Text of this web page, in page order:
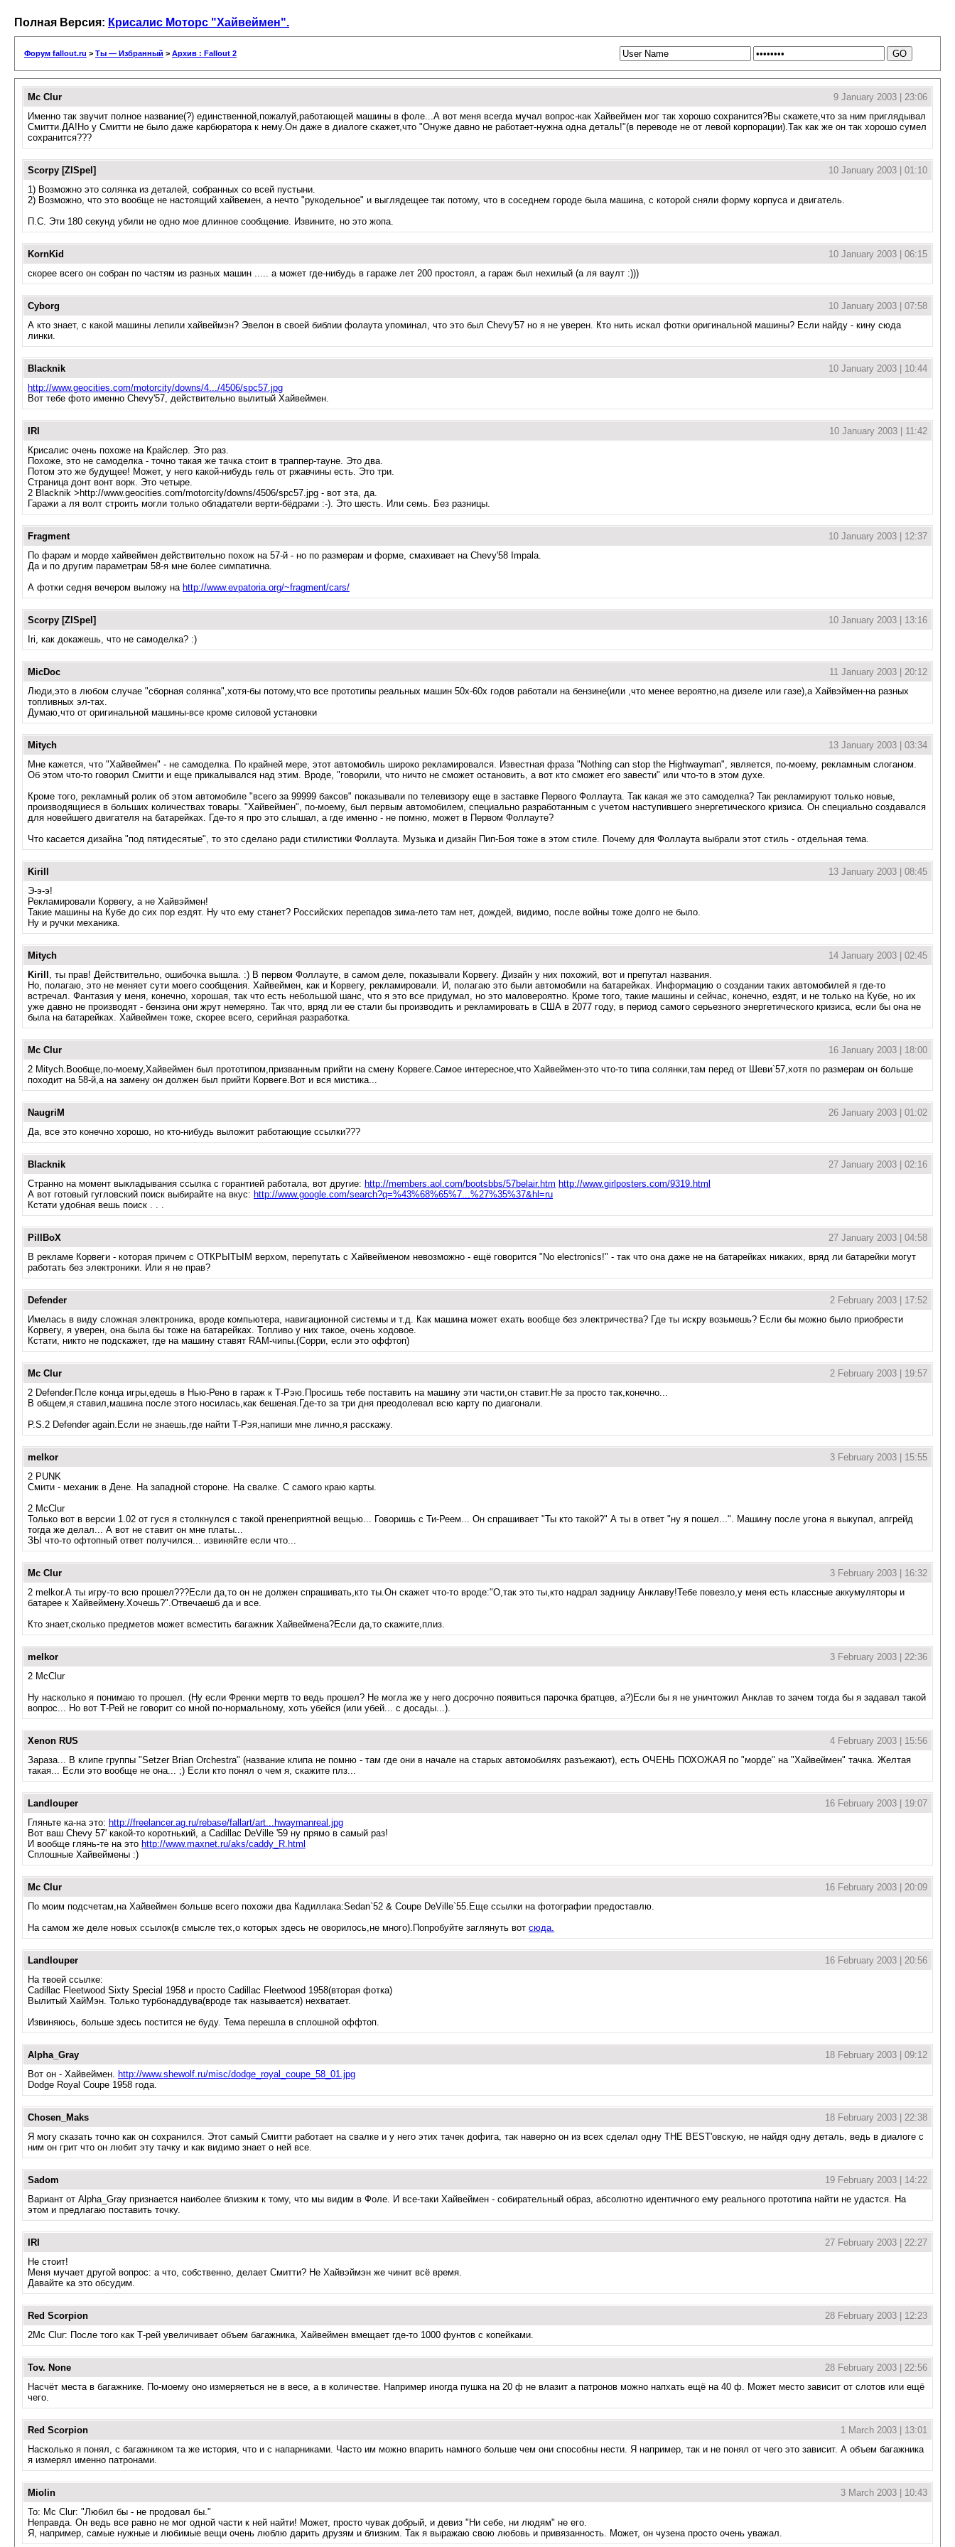
Полная Версия: Крисалис Моторс "Хайвеймен".
Форум fallout.ru > Ты — Избранный > Архив : Fallout 2
Mc Clur
9 January 2003 | 23:06
Именно так звучит полное название(?) единственной,пожалуй,работающей машины в фоле...А вот меня всегда мучал вопрос-как Хайвеймен мог так хорошо сохранится?Вы скажете,что за ним приглядывал
Смитти.ДА!Но у Смитти не было даже карбюратора к нему.Он даже в диалоге скажет,что "Онуже давно не работает-нужна одна деталь!"(в переводе не от левой корпорации).Так как же он так хорошо сумел
сохранится???
Scorpy [ZISpel]
10 January 2003 | 01:10
1) Возможно это солянка из деталей, собранных со всей пустыни.
2) Возможно, что это вообще не настоящий хайвемен, а нечто "рукодельное" и выглядещее так потому, что в соседнем городе была машина, с которой сняли форму корпуса и двигатель.
П.С. Эти 180 секунд убили не одно мое длинное сообщение. Извините, но это жопа.
KornKid
10 January 2003 | 06:15
скорее всего он собран по частям из разных машин ..... а может где-нибудь в гараже лет 200 простоял, а гараж был нехилый (а ля ваулт :)))
Cyborg
10 January 2003 | 07:58
А кто знает, с какой машины лепили хайвеймэн? Эвелон в своей библии фолаута упоминал, что это был Chevy'57 но я не уверен. Кто нить искал фотки оригинальной машины? Если найду - кину сюда
линки.
Blacknik
10 January 2003 | 10:44
http://www.geocities.com/motorcity/downs/4.../4506/spc57.jpg
Вот тебе фото именно Chevy'57, действительно вылитый Хайвеймен.
IRI
10 January 2003 | 11:42
Крисалис очень похоже на Крайслер. Это раз.
Похоже, это не самоделка - точно такая же тачка стоит в траппер-тауне. Это два.
Потом это же будущее! Может, у него какой-нибудь гель от ржавчины есть. Это три.
Страница донт вонт ворк. Это четыре.
2 Blacknik >http://www.geocities.com/motorcity/downs/4506/spc57.jpg - вот эта, да.
Гаражи а ля волт строить могли только обладатели верти-бёдрами :-). Это шесть. Или семь. Без разницы.
Fragment
10 January 2003 | 12:37
По фарам и морде хайвеймен действительно похож на 57-й - но по размерам и форме, смахивает на Chevy'58 Impala.
Да и по другим параметрам 58-я мне более симпатична.
А фотки седня вечером выложу на http://www.evpatoria.org/~fragment/cars/
Scorpy [ZISpel]
10 January 2003 | 13:16
Iri, как докажешь, что не самоделка? :)
MicDoc
11 January 2003 | 20:12
Люди,это в любом случае "сборная солянка",хотя-бы потому,что все прототипы реальных машин 50х-60х годов работали на бензине(или ,что менее вероятно,на дизеле или газе),а Хайвэймен-на разных
топливных эл-тах.
Думаю,что от оригинальной машины-все кроме силовой установки
Mitych
13 January 2003 | 03:34
Мне кажется, что "Хайвеймен" - не самоделка. По крайней мере, этот автомобиль широко рекламировался. Известная фраза "Nothing can stop the Highwayman", является, по-моему, рекламным слоганом.
Об этом что-то говорил Смитти и еще прикалывался над этим. Вроде, "говорили, что ничто не сможет остановить, а вот кто сможет его завести" или что-то в этом духе.
Кроме того, рекламный ролик об этом автомобиле "всего за 99999 баксов" показывали по телевизору еще в заставке Первого Фоллаута. Так какая же это самоделка? Так рекламируют только новые,
производящиеся в больших количествах товары. "Хайвеймен", по-моему, был первым автомобилем, специально разработанным с учетом наступившего энергетического кризиса. Он специально создавался
для новейшего двигателя на батарейках. Где-то я про это слышал, а где именно - не помню, может в Первом Фоллауте?
Что касается дизайна "под пятидесятые", то это сделано ради стилистики Фоллаута. Музыка и дизайн Пип-Боя тоже в этом стиле. Почему для Фоллаута выбрали этот стиль - отдельная тема.
Kirill
13 January 2003 | 08:45
Э-э-э!
Рекламировали Корвегу, а не Хайвэймен!
Такие машины на Кубе до сих пор ездят. Ну что ему станет? Российских перепадов зима-лето там нет, дождей, видимо, после войны тоже долго не было.
Ну и ручки механика.
Mitych
14 January 2003 | 02:45
Kirill , ты прав! Действительно, ошибочка вышла. :) В первом Фоллауте, в самом деле, показывали Корвегу. Дизайн у них похожий, вот и препутал названия.
Но, полагаю, это не меняет сути моего сообщения. Хайвеймен, как и Корвегу, рекламировали. И, полагаю это были автомобили на батарейках. Информацию о создании таких автомобилей я где-то
встречал. Фантазия у меня, конечно, хорошая, так что есть небольшой шанс, что я это все придумал, но это маловероятно. Кроме того, такие машины и сейчас, конечно, ездят, и не только на Кубе, но их
уже давно не производят - бензина они жрут немеряно. Так что, вряд ли ее стали бы производить и рекламировать в США в 2077 году, в период самого серьезного энергетического кризиса, если бы она не
была на батарейках. Хайвеймен тоже, скорее всего, серийная разработка.
Mc Clur
16 January 2003 | 18:00
2 Mitych.Вообще,по-моему,Хайвеймен был прототипом,призванным прийти на смену Корвеге.Самое интересное,что Хайвеймен-это что-то типа солянки,там перед от Шеви`57,хотя по размерам он больше
походит на 58-й,а на замену он должен был прийти Корвеге.Вот и вся мистика...
NaugriM
26 January 2003 | 01:02
Да, все это конечно хорошо, но кто-нибудь выложит работающие ссылки???
Blacknik
27 January 2003 | 02:16
Странно на момент выкладывания ссылка с горантией работала, вот другие: http://members.aol.com/bootsbbs/57belair.htm http://www.girlposters.com/9319.html
А вот готовый гугловский поиск выбирайте на вкус: http://www.google.com/search?q=%43%68%65%7...%27%35%37&hl=ru
Кстати удобная вешь поиск . . .
PillBoX
27 January 2003 | 04:58
В рекламе Корвеги - которая причем с ОТКРЫТЫМ верхом, перепутать с Хайвейменом невозможно - ещё говорится "No electronics!" - так что она даже не на батарейках никаких, вряд ли батарейки могут
работать без электроники. Или я не прав?
Defender
2 February 2003 | 17:52
Имелась в виду сложная электроника, вроде компьютера, навигационной системы и т.д. Как машина может ехать вообще без электричества? Где ты искру возьмешь? Если бы можно было приобрести
Корвегу, я уверен, она была бы тоже на батарейках. Топливо у них такое, очень ходовое.
Кстати, никто не подскажет, где на машину ставят RAM-чипы.(Сорри, если это оффтоп)
Mc Clur
2 February 2003 | 19:57
2 Defender.Псле конца игры,едешь в Нью-Рено в гараж к Т-Рэю.Просишь тебе поставить на машину эти части,он ставит.Не за просто так,конечно...
В общем,я ставил,машина после этого носилась,как бешеная.Где-то за три дня преодолевал всю карту по диагонали.
P.S.2 Defender again.Если не знаешь,где найти Т-Рэя,напиши мне лично,я расскажу.
melkor
3 February 2003 | 15:55
2 PUNK
Смити - механик в Дене. На западной стороне. На свалке. С самого краю карты.
2 McClur
Только вот в версии 1.02 от гуся я столкнулся с такой пренеприятной вещью... Говоришь с Ти-Реем... Он спрашивает "Ты кто такой?" А ты в ответ "ну я пошел...". Машину после угона я выкупал, апгрейд
тогда же делал... А вот не ставит он мне платы...
ЗЫ что-то офтопный ответ получился... извиняйте если что...
Mc Clur
3 February 2003 | 16:32
2 melkor.А ты игру-то всю прошел???Если да,то он не должен спрашивать,кто ты.Он скажет что-то вроде:"О,так это ты,кто надрал задницу Анклаву!Тебе повезло,у меня есть классные аккумуляторы и
батарее к Хайвеймену.Хочешь?".Отвечаешб да и все.
Кто знает,сколько предметов может всместить багажник Хайвеймена?Если да,то скажите,плиз.
melkor
3 February 2003 | 22:36
2 McClur
Ну насколько я понимаю то прошел. (Ну если Френки мертв то ведь прошел? Не могла же у него досрочно появиться парочка братцев, а?)Если бы я не уничтожил Анклав то зачем тогда бы я задавал такой
вопрос... Но вот Т-Рей не говорит со мной по-нормальному, хоть убейся (или убей... с досады...).
Xenon RUS
4 February 2003 | 15:56
Зараза... В клипе группы "Setzer Brian Orchestra" (название клипа не помню - там где они в начале на старых автомобилях разъежают), есть ОЧЕНЬ ПОХОЖАЯ по "морде" на "Хайвеймен" тачка. Желтая
такая... Если это вообще не она... ;) Если кто понял о чем я, скажите плз...
Landlouper
16 February 2003 | 19:07
Гляньте ка-на это: http://freelancer.ag.ru/rebase/fallart/art...hwaymanreal.jpg
Вот ваш Chevy 57' какой-то коротнький, а Cadillac DeVille '59 ну прямо в самый раз!
И вообще глянь-те на это http://www.maxnet.ru/aks/caddy_R.html
Сплошные Хайвеймены :)
Mc Clur
16 February 2003 | 20:09
По моим подсчетам,на Хайвеймен больше всего похожи два Кадиллака:Sedan`52 & Coupe DeVille`55.Еще ссылки на фотографии предоставлю.
На самом же деле новых ссылок(в смысле тех,о которых здесь не оворилось,не много).Попробуйте заглянуть вот сюда.
Landlouper
16 February 2003 | 20:56
На твоей ссылке:
Cadillac Fleetwood Sixty Special 1958 и просто Cadillac Fleetwood 1958(вторая фотка)
Вылитый ХайМэн. Только турбонаддува(вроде так называется) нехватает.
Извиняюсь, больше здесь постится не буду. Тема перешла в сплошной оффтоп.
Alpha_Gray
18 February 2003 | 09:12
Вот он - Хайвеймен. http://www.shewolf.ru/misc/dodge_royal_coupe_58_01.jpg
Dodge Royal Coupe 1958 года.
Chosen_Maks
18 February 2003 | 22:38
Я могу сказать точно как он сохранился. Этот самый Смитти работает на свалке и у него этих тачек дофига, так наверно он из всех сделал одну THE BEST'овскую, не найдя одну деталь, ведь в диалоге с
ним он грит что он любит эту тачку и как видимо знает о ней все.
Sadom
19 February 2003 | 14:22
Вариант от Alpha_Gray признается наиболее близким к тому, что мы видим в Фоле. И все-таки Хайвеймен - собирательный образ, абсолютно идентичного ему реального прототипа найти не удастся. На
этом и предлагаю поставить точку.
IRI
27 February 2003 | 22:27
Не стоит!
Меня мучает другой вопрос: а что, собственно, делает Смитти? Не Хайвэймэн же чинит всё время.
Давайте ка это обсудим.
Red Scorpion
28 February 2003 | 12:23
2Mc Clur: После того как Т-рей увеличивает объем багажника, Хайвеймен вмещает где-то 1000 фунтов с копейками.
Tov. None
28 February 2003 | 22:56
Насчёт места в багажнике. По-моему оно измеряеться не в весе, а в количестве. Например иногда пушка на 20 ф не влазит а патронов можно напхать ещё на 40 ф. Может место зависит от слотов или ещё
чего.
Red Scorpion
1 March 2003 | 13:01
Насколько я понял, с багажником та же история, что и с напарниками. Часто им можно впарить намного больше чем они способны нести. Я например, так и не понял от чего это зависит. А объем багажника
я измерял именно патронами.
Miolin
3 March 2003 | 10:43
To: Mc Clur: "Любил бы - не продовал бы."
Неправда. Он ведь все равно не мог одной части к ней найти! Может, просто чувак добрый, и девиз "Ни себе, ни людям" не его.
Я, например, самые нужные и любимые вещи очень люблю дарить друзям и близким. Так я выражаю свою любовь и привязанность. Может, он чузена просто очень уважал.